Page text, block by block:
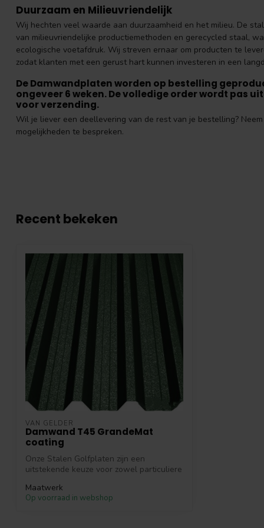
Duurzaam en Milieuvriendelijk
Wij hechten veel waarde aan duurzaamheid en het milieu. De
van milieuvriendelijke productiemethoden en gerecycled staal,
ecologische voetafdruk. Wij streven ernaar om producten te
zodat klanten met een gerust hart kunnen investeren in een
De Damwandplaten worden op bestelling
ongeveer 6 weken. De volledige order wordt pas
voor verzending.
Wil je liever een deellevering van de rest van je bestelling?
mogelijkheden te bespreken.
Recent bekeken
VAN GELDER
Damwand T45 GrandeMat
coating
Onze Stalen Golfplaten zijn een
uitstekende keuze voor zowel particuliere
Maatwerk
Op voorraad in webshop